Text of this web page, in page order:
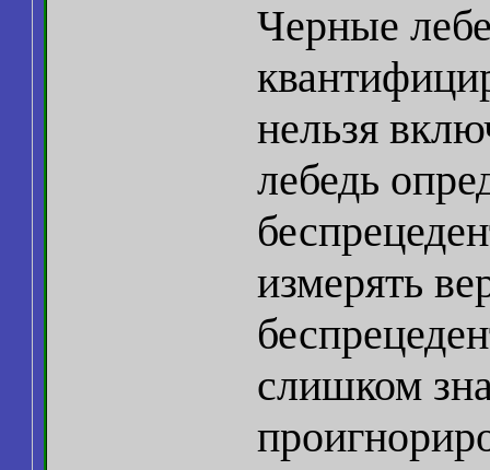
Черные
нельзя
лебедь
измерять
слишком